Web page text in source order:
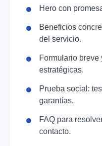
Hero con
Beneficios
del servicio.
Formulario
estratégicas.
Prueba social:
garantías.
FAQ para
contacto.